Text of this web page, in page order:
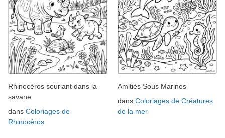
Rhinocéros souriant dans la
savane
dans Coloriages de
Rhinocéros
Amitiés Sous Marines
dans Coloriages de Créatures
de la mer